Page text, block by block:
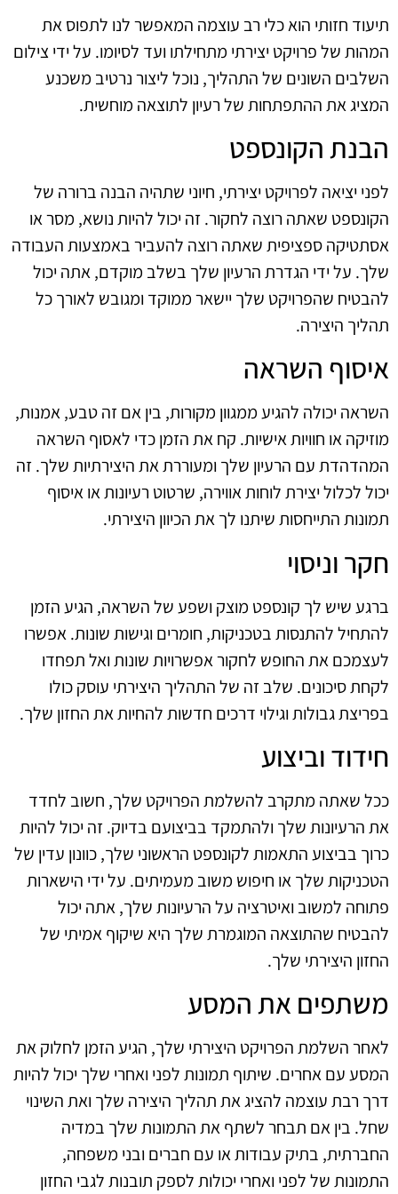
תיעוד חזותי הוא כלי רב עוצמה המאפשר לנו לתפוס את
המהות של פרויקט יצירתי מתחילתו ועד לסיומו. על ידי צילום
השלבים השונים של התהליך, נוכל ליצור נרטיב משכנע
המציג את ההתפתחות של רעיון לתוצאה מוחשית.
הבנת הקונספט
לפני יציאה לפרויקט יצירתי, חיוני שתהיה הבנה ברורה של
הקונספט שאתה רוצה לחקור. זה יכול להיות נושא, מסר או
אסתטיקה ספציפית שאתה רוצה להעביר באמצעות העבודה
שלך. על ידי הגדרת הרעיון שלך בשלב מוקדם, אתה יכול
להבטיח שהפרויקט שלך יישאר ממוקד ומגובש לאורך כל
תהליך היצירה.
איסוף השראה
השראה יכולה להגיע ממגוון מקורות, בין אם זה טבע, אמנות,
מוזיקה או חוויות אישיות. קח את הזמן כדי לאסוף השראה
המהדהדת עם הרעיון שלך ומעוררת את היצירתיות שלך. זה
יכול לכלול יצירת לוחות אווירה, שרטוט רעיונות או איסוף
תמונות התייחסות שיתנו לך את הכיוון היצירתי.
חקר וניסוי
ברגע שיש לך קונספט מוצק ושפע של השראה, הגיע הזמן
להתחיל להתנסות בטכניקות, חומרים וגישות שונות. אפשרו
לעצמכם את החופש לחקור אפשרויות שונות ואל תפחדו
לקחת סיכונים. שלב זה של התהליך היצירתי עוסק כולו
בפריצת גבולות וגילוי דרכים חדשות להחיות את החזון שלך.
חידוד וביצוע
ככל שאתה מתקרב להשלמת הפרויקט שלך, חשוב לחדד
את הרעיונות שלך ולהתמקד בביצועם בדיוק. זה יכול להיות
כרוך בביצוע התאמות לקונספט הראשוני שלך, כוונון עדין של
הטכניקות שלך או חיפוש משוב מעמיתים. על ידי הישארות
פתוחה למשוב ואיטרציה על הרעיונות שלך, אתה יכול
להבטיח שהתוצאה המוגמרת שלך היא שיקוף אמיתי של
החזון היצירתי שלך.
משתפים את המסע
לאחר השלמת הפרויקט היצירתי שלך, הגיע הזמן לחלוק את
המסע עם אחרים. שיתוף תמונות לפני ואחרי שלך יכול להיות
דרך רבת עוצמה להציג את תהליך היצירה שלך ואת השינוי
שחל. בין אם תבחר לשתף את התמונות שלך במדיה
החברתית, בתיק עבודות או עם חברים ובני משפחה,
התמונות של לפני ואחרי יכולות לספק תובנות לגבי החזון